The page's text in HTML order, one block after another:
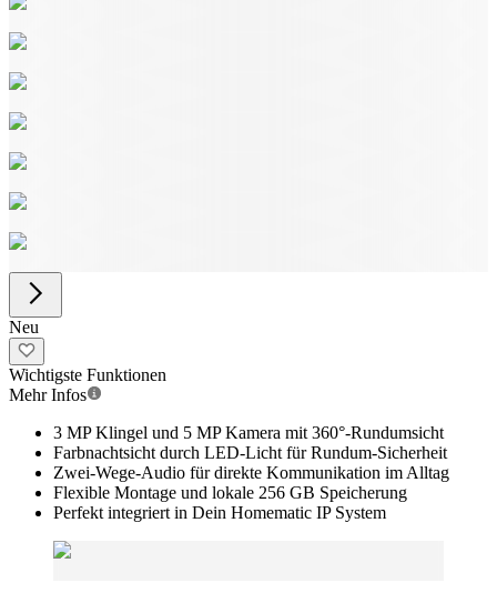
Neu
Wichtigste Funktionen
Mehr Infos
3 MP Klingel und 5 MP Kamera mit 360°-Rundumsicht
Farbnachtsicht durch LED-Licht für Rundum-Sicherheit
Zwei-Wege-Audio für direkte Kommunikation im Alltag
Flexible Montage und lokale 256 GB Speicherung
Perfekt integriert in Dein Homematic IP System